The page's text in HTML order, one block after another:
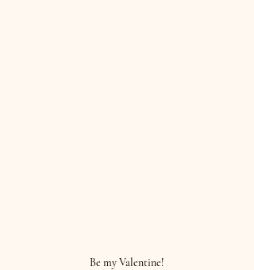
Be my Valentine!